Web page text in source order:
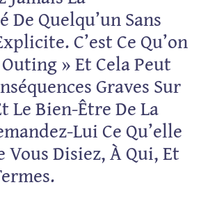
Quelqu’un Sans
C’est Ce Qu’on
» Et Cela Peut
Graves Sur
Le Bien-Être De La
Lui Ce Qu’elle
Vous Disiez, À Qui, Et